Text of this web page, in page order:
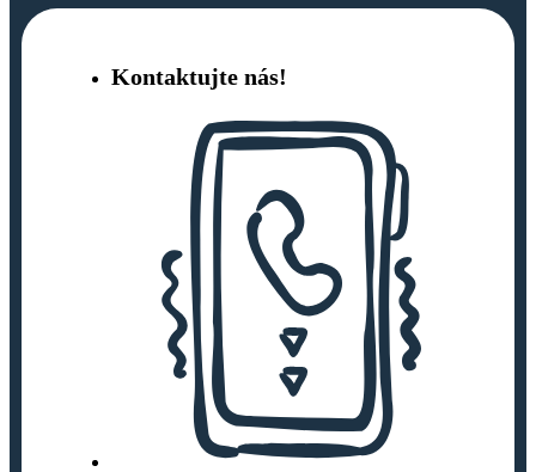
Kontaktujte nás!